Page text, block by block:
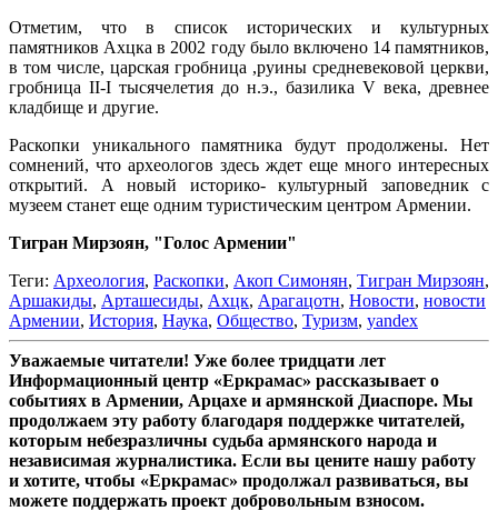
Отметим, что в список исторических и культурных
памятников Ахцка в 2002 году было включено 14 памятников,
в том числе, царская гробница ,руины средневековой церкви,
гробница II-I тысячелетия до н.э., базилика V века, древнее
кладбище и другие.
Раскопки уникального памятника будут продолжены. Нет
сомнений, что археологов здесь ждет еще много интересных
открытий. А новый историко- культурный заповедник с
музеем станет еще одним туристическим центром Армении.
Тигран Мирзоян, "Голос Армении"
Теги: Археология, Раскопки, Акоп Симонян, Тигран Мирзоян,
Аршакиды, Арташесиды, Ахцк, Арагацотн, Новости, новости
Армении, История, Наука, Общество, Туризм, yandex
Уважаемые читатели! Уже более тридцати лет
Информационный центр «Еркрамас» рассказывает о
событиях в Армении, Арцахе и армянской Диаспоре. Мы
продолжаем эту работу благодаря поддержке читателей,
которым небезразличны судьба армянского народа и
независимая журналистика. Если вы цените нашу работу
и хотите, чтобы «Еркрамас» продолжал развиваться, вы
можете поддержать проект добровольным взносом.